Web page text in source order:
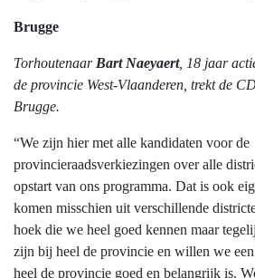
Brugge
Torhoutenaar Bart Naeyaert, 18 jaar
de provincie West-Vlaanderen, trekt de
Brugge.
“We zijn hier met alle kandidaten voor de
provincieraadsverkiezingen over alle
opstart van ons programma. Dat is ook
komen misschien uit verschillende
hoek die we heel goed kennen maar
zijn bij heel de provincie en willen we
heel de provincie goed en belangrijk is.